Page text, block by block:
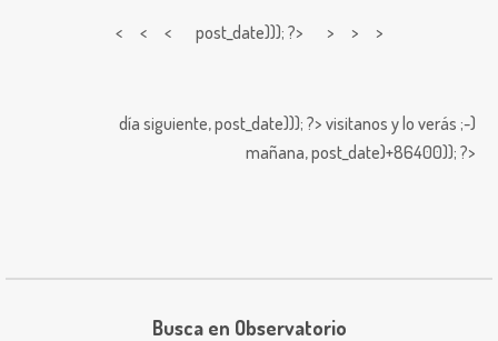
< < < post_date))); ?> > > >
día siguiente,post_date))); ?> visitanos y lo verás ;-)
mañana,post_date)+86400)); ?>
Busca en Observatorio